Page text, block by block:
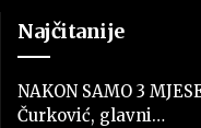
Najčitanije
NAKON SAMO 3
Čurković, glavni…